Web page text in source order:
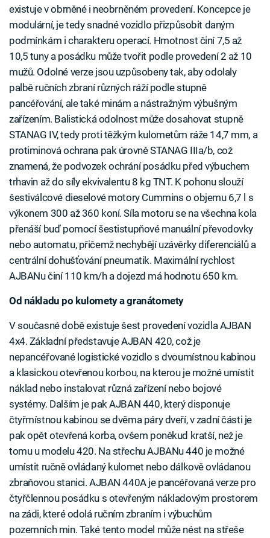
existuje v obrněné i neobrněném provedení. Koncepce je
modulární, je tedy snadné vozidlo přizpůsobit daným
podmínkám i charakteru operací. Hmotnost činí 7,5 až
10,5 tuny a posádku může tvořit podle provedení 2 až 10
mužů. Odolné verze jsou uzpůsobeny tak, aby odolaly
palbě ručních zbraní různých ráží podle stupně
pancéřování, ale také minám a nástražným výbušným
zařízením. Balistická odolnost může dosahovat stupně
STANAG IV, tedy proti těžkým kulometům ráže 14,7 mm, a
protiminová ochrana pak úrovně STANAG IIIa/b, což
znamená, že podvozek ochrání posádku před výbuchem
trhavin až do síly ekvivalentu 8 kg TNT. K pohonu slouží
šestiválcové dieselové motory Cummins o objemu 6,7 l s
výkonem 300 až 360 koní. Síla motoru se na všechna kola
přenáší buď pomocí šestistupňové manuální převodovky
nebo automatu, přičemž nechybějí uzávěrky diferenciálů a
centrální dohušťování pneumatik. Maximální rychlost
AJBANu činí 110 km/h a dojezd má hodnotu 650 km.
Od nákladu po kulomety a granátomety
V současné době existuje šest provedení vozidla AJBAN
4x4. Základní představuje AJBAN 420, což je
nepancéřované logistické vozidlo s dvoumístnou kabinou
a klasickou otevřenou korbou, na kterou je možné umístit
náklad nebo instalovat různá zařízení nebo bojové
systémy. Dalším je pak AJBAN 440, který disponuje
čtyřmístnou kabinou se dvěma páry dveří, v zadní části je
pak opět otevřená korba, ovšem poněkud kratší, než je
tomu u modelu 420. Na střechu AJBANu 440 je možné
umístit ručně ovládaný kulomet nebo dálkově ovládanou
zbraňovou stanici. AJBAN 440A je pancéřovaná verze pro
čtyřčlennou posádku s otevřeným nákladovým prostorem
na zádi, které odolá ručním zbraním i výbuchům
pozemních min. Také tento model může nést na střeše